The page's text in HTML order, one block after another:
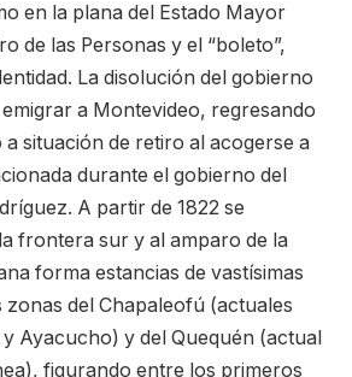
en la plana del Estado Mayor
de las Personas y el “boleto”,
La disolución del gobierno
a Montevideo, regresando
a situación de retiro al acogerse a
durante el gobierno del
A partir de 1822 se
frontera sur y al amparo de la
forma estancias de vastísimas
zonas del Chapaleofú (actuales
y Ayacucho) y del Quequén (actual
figurando entre los primeros